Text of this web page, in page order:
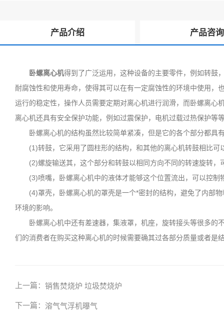
产品介绍 产品咨询
卧螺离心机得到了广泛运用，这种设备的主要零件，例如转鼓
耐腐蚀性和使用寿命，使得其可以在有一定腐蚀性的环境中使用
运行的稳定性，操作人员需要定期对离心机进行润滑，而卧螺离
离心机还具有安全保护功能，例如过震保护，电机过载过热保护
卧螺离心机的结构虽然比较简单紧凑，但是它的各个部分都具
(1)转鼓，它采用了圆柱形的结构，和其他的离心机转鼓相比可
(2)螺旋输送其，这个部分和转鼓以相同方向不同的转速旋转，
(3)喷嘴，卧螺离心机中的液体才能够这个位置流出，可以控制
(4)罩壳，卧螺离心机的罩壳是一个*密封的结构，避免了内部物
环境的影响。
卧螺离心机中还有差速器，集液罩，机座，旋转接头等很多的
们的消费者在购买这种离心机的时候需要确其过各部分质量或者是
上一篇： 销售焚烧炉 垃圾焚烧炉
下一篇： 溶气气浮机曝气